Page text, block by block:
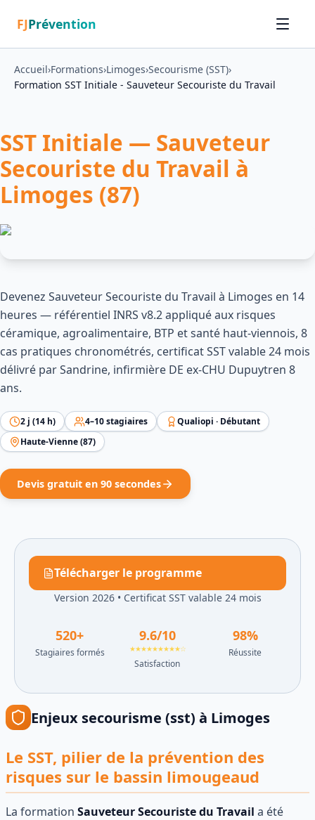
FJPrévention
Accueil›Formations›Limoges›Secourisme (SST)›
Formation SST Initiale - Sauveteur Secouriste du Travail
SST Initiale — Sauveteur
Secouriste du Travail à
Limoges (87)
Devenez Sauveteur Secouriste du Travail à Limoges en 14
heures — référentiel INRS v8.2 appliqué aux risques
céramique, agroalimentaire, BTP et santé haut-viennois, 8
cas pratiques chronométrés, certificat SST valable 24 mois
délivré par Sandrine, infirmière DE ex-CHU Dupuytren 8
ans.
2 j (14 h) 4–10stagiaires Qualiopi · Débutant
Haute-Vienne(87)
Devis gratuit en 90 secondes
Télécharger le programme
Version 2026• Certificat SST valable 24 mois
520+
Stagiaires formés
9.6/10
★★★★★★★★★☆
Satisfaction
98%
Réussite
Enjeux secourisme (sst) à Limoges
Le SST, pilier de la prévention des
risques sur le bassin limougeaud
La formation Sauveteur Secouriste du Travail a été